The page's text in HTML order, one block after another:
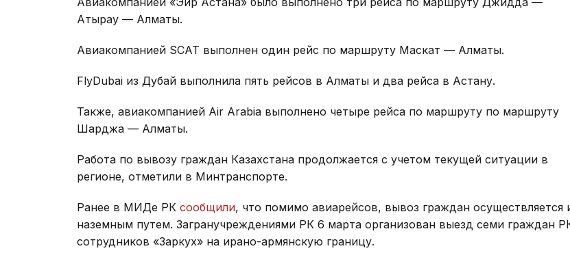
Атырау — Алматы.
Авиакомпанией SCAT выполнен один рейс по маршруту Маскат — Алматы.
FlyDubai из Дубай выполнила пять рейсов в Алматы и два рейса в Астану.
Также, авиакомпанией Air Arabia выполнено четыре рейса по маршруту по маршруту
Шарджа — Алматы.
Работа по вывозу граждан Казахстана продолжается с учетом текущей ситуации в
регионе, отметили в Минтранспорте.
Ранее в МИДе РК сообщили, что помимо авиарейсов, вывоз граждан осуществляется
наземным путем. Загранучреждениями РК 6 марта организован выезд семи граждан
сотрудников «Заркух» на ирано-армянскую границу.